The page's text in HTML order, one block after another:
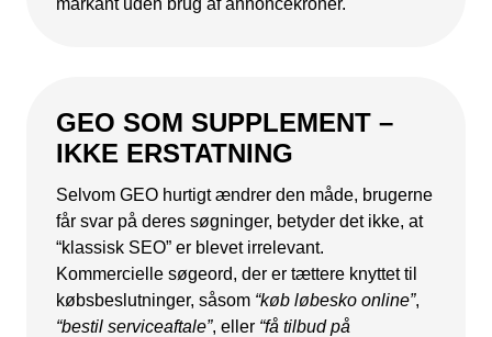
markant uden brug af annoncekroner.
GEO SOM SUPPLEMENT –
IKKE ERSTATNING
Selvom GEO hurtigt ændrer den måde, brugerne
får svar på deres søgninger, betyder det ikke, at
“klassisk SEO” er blevet irrelevant.
Kommercielle søgeord, der er tættere knyttet til
købsbeslutninger, såsom “køb løbesko online”,
“bestil serviceaftale”, eller “få tilbud på